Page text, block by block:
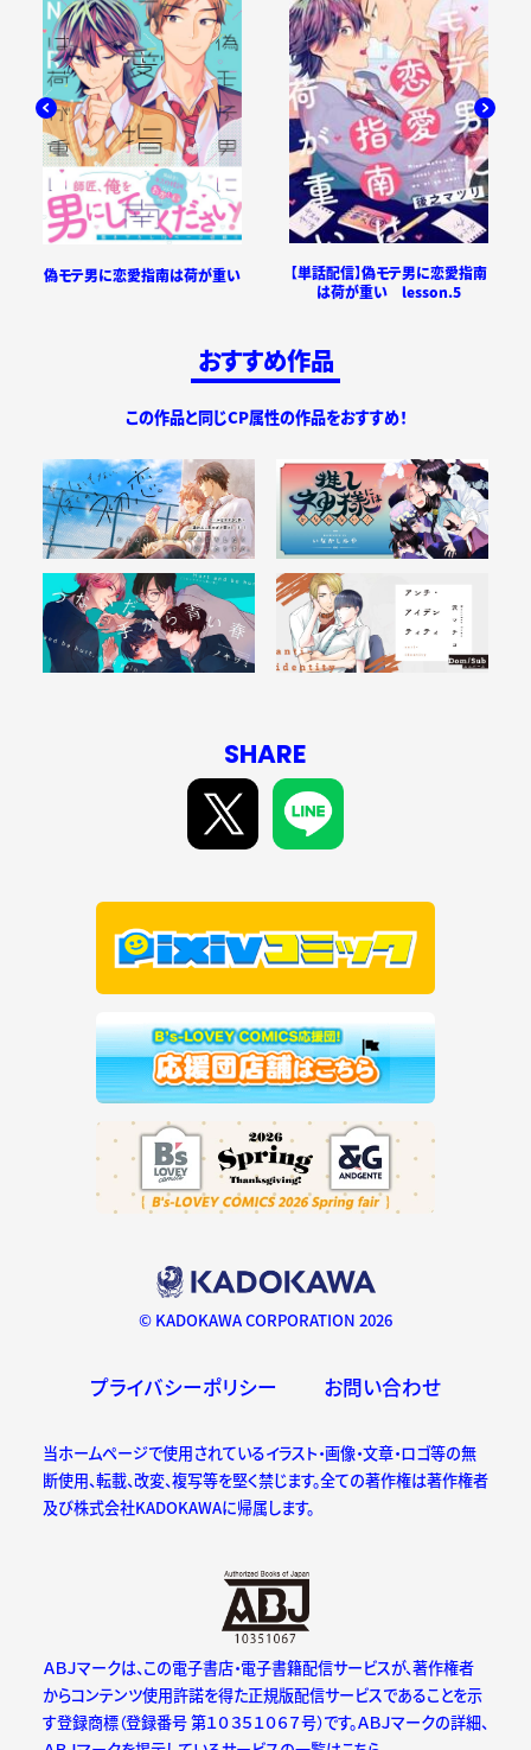
偽モテ男に恋愛指南は荷が重い
【単話配信】偽モテ男に恋愛指南
は荷が重い lesson.5
おすすめ作品
この作品と同じCP属性の作品をおすすめ！
SHARE
© KADOKAWA CORPORATION 2026
プライバシーポリシー お問い合わせ
当ホームページで使用されているイラスト・画像・文章・ロゴ等の無
断使用、転載、改変、複写等を堅く禁じます。全ての著作権は著作権者
及び株式会社KADOKAWAに帰属します。
ＡＢＪマークは、この電子書店・電子書籍配信サービスが、著作権者
からコンテンツ使用許諾を得た正規版配信サービスであることを示
す登録商標（登録番号 第１０３５１０６７号）です。ＡＢＪマークの詳細、